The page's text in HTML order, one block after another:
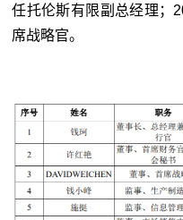
任托伦斯有限副总经理；
席战略官。